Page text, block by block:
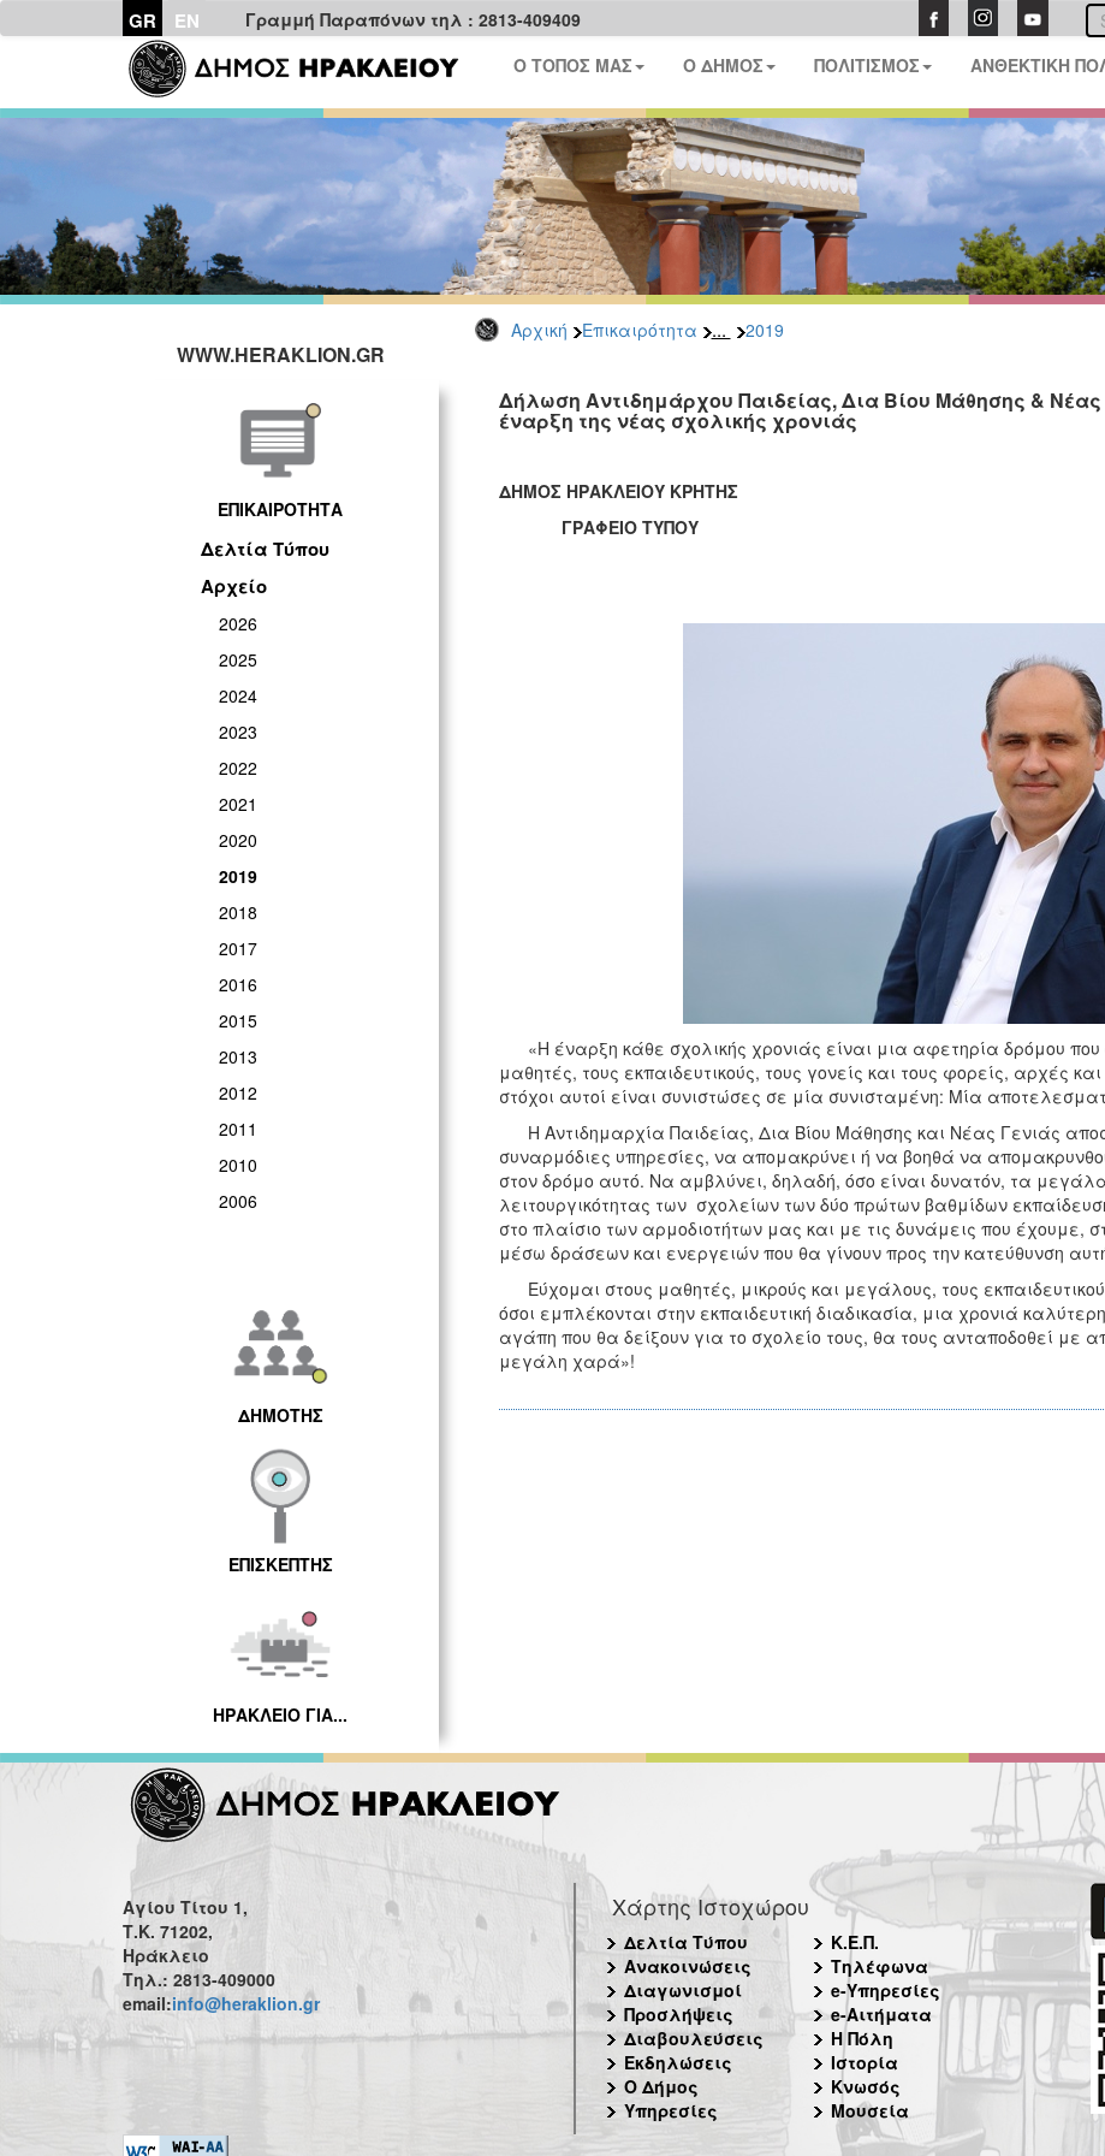
GR EN Γραμμή Παραπόνων τηλ : 2813-409409
Ο ΤΟΠΟΣ ΜΑΣ Ο ΔΗΜΟΣ ΠΟΛΙΤΙΣΜΟΣ ΑΝΘΕΚΤΙΚΗ
Αρχική Επικαιρότητα ... 2019
WWW.HERAKLION.GR
ΕΠΙΚΑΙΡΟΤΗΤΑ
Δελτία Τύπου
Αρχείο
2026
2025
2024
2023
2022
2021
2020
2019
2018
2017
2016
2015
2013
2012
2011
2010
2006
ΔΗΜΟΤΗΣ
ΕΠΙΣΚΕΠΤΗΣ
ΗΡΑΚΛΕΙΟ ΓΙΑ...
Δήλωση Αντιδημάρχου Παιδείας, Δια Βίου Μάθησης &
έναρξη της νέας σχολικής χρονιάς
ΔΗΜΟΣ ΗΡΑΚΛΕΙΟΥ ΚΡΗΤΗΣ
ΓΡΑΦΕΙΟ ΤΥΠΟΥ
«Η έναρξη κάθε σχολικής χρονιάς είναι μια αφετηρία δρόμου που
μαθητές, τους εκπαιδευτικούς, τους γονείς και τους φορείς, αρχές
στόχοι αυτοί είναι συνιστώσες σε μία συνισταμένη: Μία
Η Αντιδημαρχία Παιδείας, Δια Βίου Μάθησης και Νέας Γενιάς
συναρμόδιες υπηρεσίες, να απομακρύνει ή να βοηθά να
στον δρόμο αυτό. Να αμβλύνει, δηλαδή, όσο είναι δυνατόν, τα
λειτουργικότητας των σχολείων των δύο πρώτων βαθμίδων
στο πλαίσιο των αρμοδιοτήτων μας και με τις δυνάμεις που έχουμε,
μέσω δράσεων και ενεργειών που θα γίνουν προς την κατεύθυνση
Εύχομαι στους μαθητές, μικρούς και μεγάλους, τους
όσοι εμπλέκονται στην εκπαιδευτική διαδικασία, μια χρονιά
αγάπη που θα δείξουν για το σχολείο τους, θα τους ανταποδοθεί με
μεγάλη χαρά»!
Αγίου Τίτου 1,
Τ.Κ. 71202,
Ηράκλειο
Τηλ.: 2813-409000
email:info@heraklion.gr
Χάρτης Ιστοχώρου
Δελτία Τύπου
Ανακοινώσεις
Διαγωνισμοί
Προσλήψεις
Διαβουλεύσεις
Εκδηλώσεις
Ο Δήμος
Υπηρεσίες
Κ.Ε.Π.
Τηλέφωνα
e-Υπηρεσίες
e-Αιτήματα
Η Πόλη
Ιστορία
Κνωσός
Μουσεία